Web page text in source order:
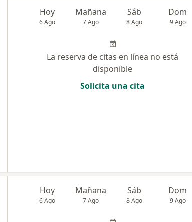
Hoy
6 Ago
Mañana
7 Ago
Sáb
8 Ago
Dom
9 Ago
La reserva de citas en línea no está
disponible
Solicita una cita
Hoy
6 Ago
Mañana
7 Ago
Sáb
8 Ago
Dom
9 Ago